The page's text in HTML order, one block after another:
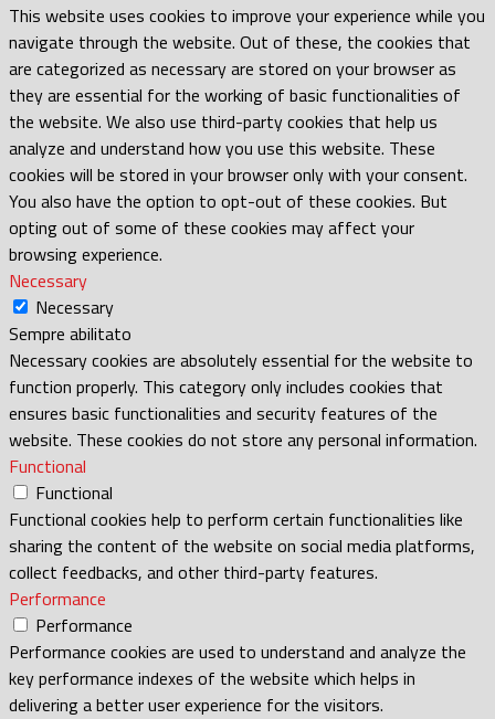
This website uses cookies to improve your experience while you
navigate through the website. Out of these, the cookies that
are categorized as necessary are stored on your browser as
they are essential for the working of basic functionalities of
the website. We also use third-party cookies that help us
analyze and understand how you use this website. These
cookies will be stored in your browser only with your consent.
You also have the option to opt-out of these cookies. But
opting out of some of these cookies may affect your
browsing experience.
Necessary
Necessary
Sempre abilitato
Necessary cookies are absolutely essential for the website to
function properly. This category only includes cookies that
ensures basic functionalities and security features of the
website. These cookies do not store any personal information.
Functional
Functional
Functional cookies help to perform certain functionalities like
sharing the content of the website on social media platforms,
collect feedbacks, and other third-party features.
Performance
Performance
Performance cookies are used to understand and analyze the
key performance indexes of the website which helps in
delivering a better user experience for the visitors.